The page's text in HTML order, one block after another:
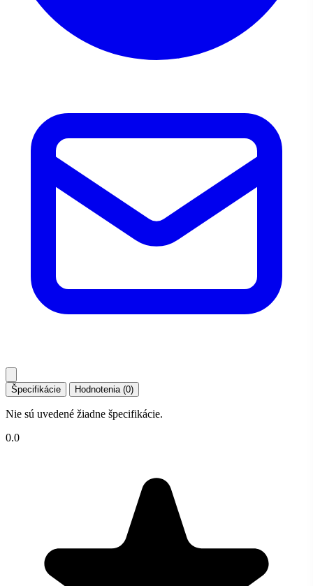
Špecifikácie Hodnotenia (0)
Nie sú uvedené žiadne špecifikácie.
0.0